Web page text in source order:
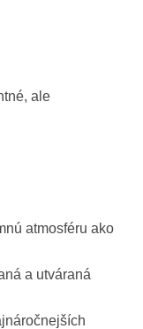
ale
atmosféru ako
a utváraná